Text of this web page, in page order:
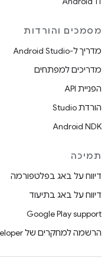
מסמכים והורדות
מדריך ל-Android Studio
מדריכים למפתחים
הפניית API
הורדת Studio
Android NDK
תמיכה
דיווח על באג בפלטפורמה
דיווח על באג בתיעוד
Google Play support
הרשמה למחקרים של Android Developer